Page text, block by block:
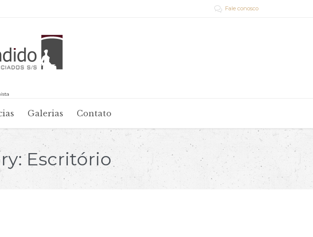
 Fale conosco
Galerias Contato
Escritório